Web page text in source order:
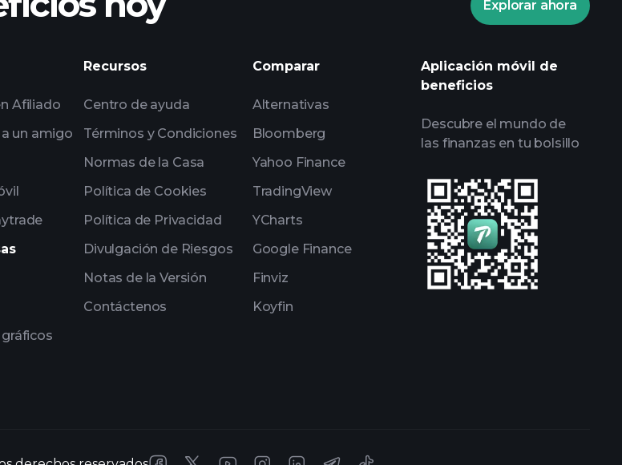
Playtrade
impulsados por IA
listas de seguimiento
seleccionadas por expertos
Explorar ahora
Afiliado
un amigo
Recursos
Centro de ayuda
Términos y Condiciones
Normas de la Casa
Política de Cookies
Política de Privacidad
Divulgación de Riesgos
Notas de la Versión
Contáctenos
Comparar
Alternativas
Bloomberg
Yahoo Finance
TradingView
YCharts
Google Finance
Finviz
Koyfin
Aplicación móvil de
beneficios
Descubre el mundo de
las finanzas en tu bolsillo